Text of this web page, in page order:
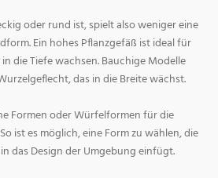
oder rund ist, spielt also weniger eine
Ein hohes Pflanzgefäß ist ideal für
die Tiefe wachsen. Bauchige Modelle
das in die Breite wächst.
Formen oder Würfelformen für die
ist es möglich, eine Form zu wählen, die
das Design der Umgebung einfügt.